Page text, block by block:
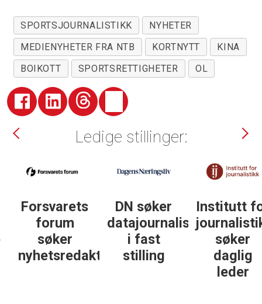
SPORTSJOURNALISTIKK
NYHETER
MEDIENYHETER FRA NTB
KORTNYTT
KINA
BOIKOTT
SPORTSRETTIGHETER OL
Ledige stillinger:
DN søker
datajournalist
i fast
stilling
Institutt for
journalistikk
søker
daglig
DN søker
journalist
personlig
økonomi